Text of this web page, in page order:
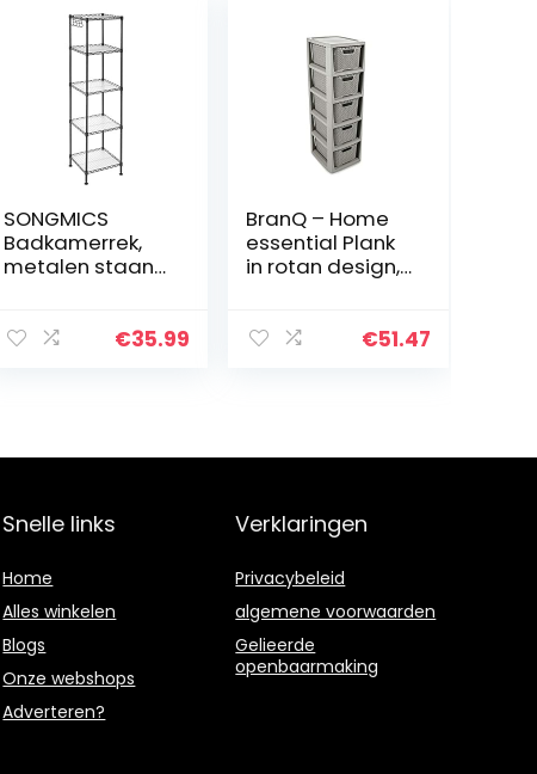
SONGMICS
Badkamerrek,
metalen staand
belastbaar, met
€35.99
BranQ – Home
essential Plank
in rotan design,
lichtgrijs, 29,5 x
€51.47
Snelle links
Home
Alles winkelen
Blogs
Onze webshops
Adverteren?
Verklaringen
Privacybeleid
algemene voorwaarden
Gelieerde
openbaarmaking